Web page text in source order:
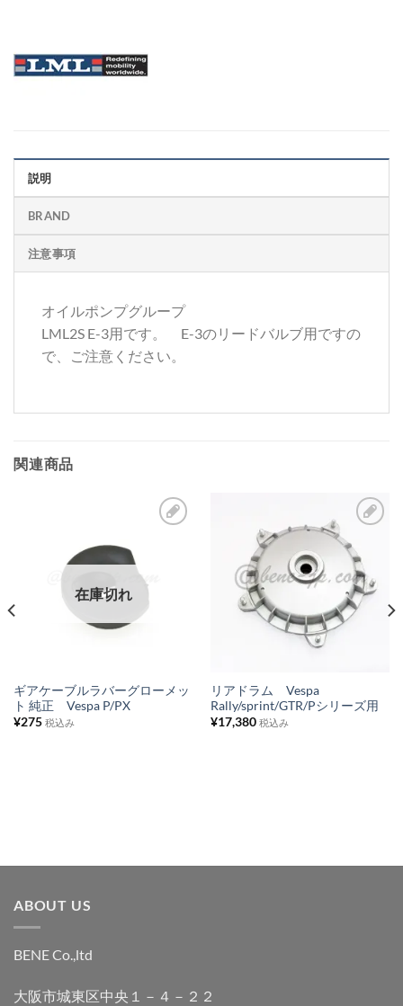
説明
BRAND
注意事項
オイルポンプグループ
LML2S E-3用です。 E-3のリードバルブ用ですの
で、ご注意ください。
関連商品
在庫切れ
ギアケーブルラバーグローメッ
ト 純正 Vespa P/PX
¥275 税込み
お
気
に
入
ト
リアドラム Vespa
Rally/sprint/GTR/Pシリーズ用
¥17,380 税込み
ABOUT US
BENE Co.,ltd
大阪市城東区中央１－４－２２